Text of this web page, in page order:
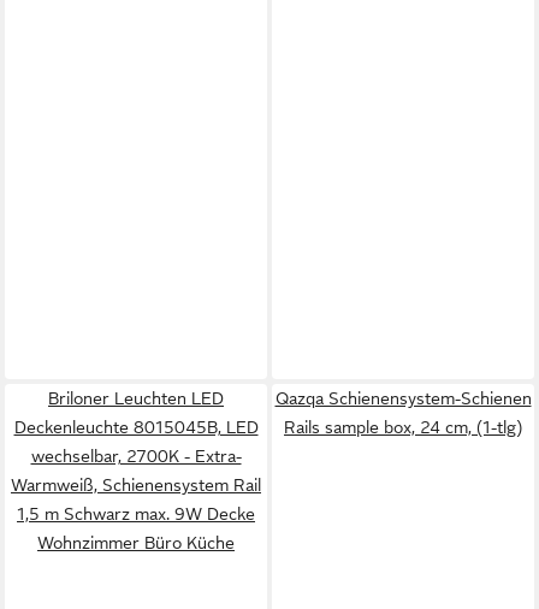
Briloner Leuchten LED
Deckenleuchte 8015045B, LED
wechselbar, 2700K - Extra-
Warmweiß, Schienensystem Rail
1,5 m Schwarz max. 9W Decke
Wohnzimmer Büro Küche
Qazqa Schienensystem-Schienen
Rails sample box, 24 cm, (1-tlg)